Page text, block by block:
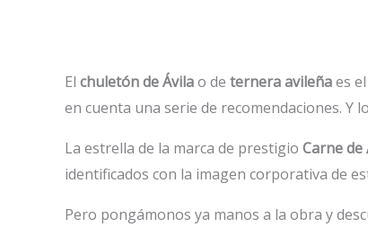
El chuletón de Ávilao de ternera avileñaes
en cuenta una serie de recomendaciones. Y
La estrella de la marca de prestigio Carne de
identificados con la imagen corporativa de
Pero pongámonos ya manos a la obra y